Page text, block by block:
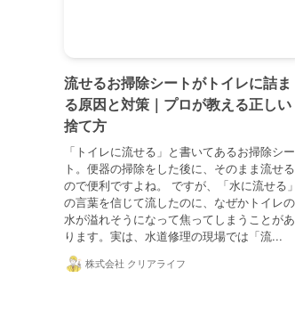
流せるお掃除シートがトイレに詰ま
る原因と対策｜プロが教える正しい
捨て方
「トイレに流せる」と書いてあるお掃除シー
ト。便器の掃除をした後に、そのまま流せる
ので便利ですよね。 ですが、「水に流せる」
の言葉を信じて流したのに、なぜかトイレの
水が溢れそうになって焦ってしまうことがあ
ります。実は、水道修理の現場では「流...
株式会社 クリアライフ